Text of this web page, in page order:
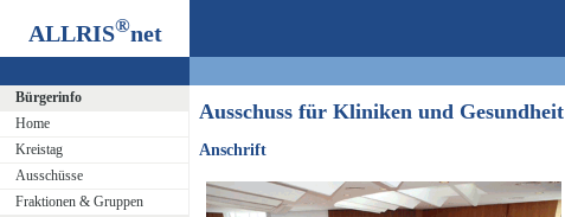
ALLRIS®net
Bürgerinfo
Home
Kreistag
Ausschüsse
Fraktionen & Gruppen
Ausschuss für Kliniken und Gesundheit
Anschrift